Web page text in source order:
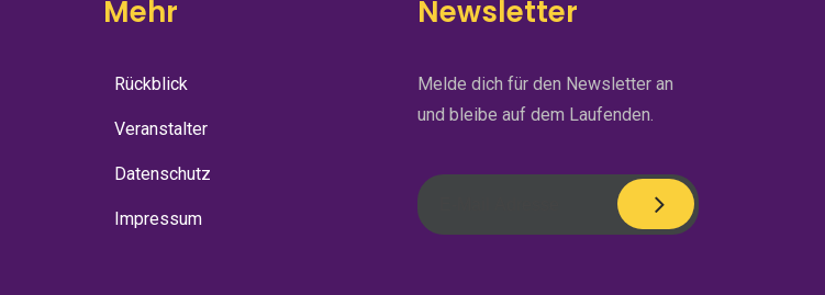
Mehr
Rückblick
Veranstalter
Datenschutz
Impressum
Newsletter
Melde dich für den Newsletter an
und bleibe auf dem Laufenden.